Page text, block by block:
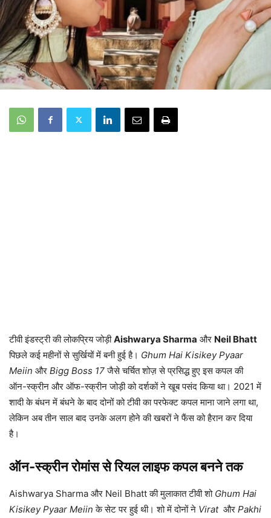
टीवी इंडस्ट्री की लोकप्रिय जोड़ीAishwarya Sharma और Neil Bhatt
पिछले कई महीनों से सुर्खियों में बनी हुई है। Ghum Hai Kisikey Pyaar
Meiin और Bigg Boss 17जैसे चर्चित शोज़ से प्रसिद्ध हुए इस कपल की
ऑन-स्क्रीन और ऑफ-स्क्रीन जोड़ी को दर्शकों ने खूब पसंद किया था। 2021 में
शादी के बंधन में बंधने के बाद दोनों को टीवी का परफेक्ट कपल माना जाने लगा था,
लेकिन अब तीन साल बाद उनके अलग होने की खबरों ने फैंस को हैरान कर दिया
है।
ऑन-स्क्रीन रोमांस से रियल लाइफ कपल बनने तक
Aishwarya Sharma और Neil Bhatt की मुलाकात टीवी शो Ghum Hai
Kisikey Pyaar Meiin के सेट पर हुई थी। शो में दोनों ने Virat और Pakhi